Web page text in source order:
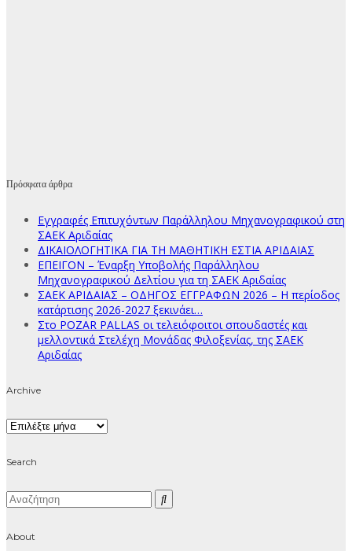
Πρόσφατα άρθρα
Εγγραφές Επιτυχόντων Παράλληλου Μηχανογραφικού στη
ΣΑΕΚ Αριδαίας
ΔΙΚΑΙΟΛΟΓΗΤΙΚΑ ΓΙΑ ΤΗ ΜΑΘΗΤΙΚΗ ΕΣΤΙΑ ΑΡΙΔΑΙΑΣ
ΕΠΕΙΓΟΝ – Έναρξη Υποβολής Παράλληλου
Μηχανογραφικού Δελτίου για τη ΣΑΕΚ Αριδαίας
ΣΑΕΚ ΑΡΙΔΑΙΑΣ – ΟΔΗΓΟΣ ΕΓΓΡΑΦΩΝ 2026 – Η περίοδος
κατάρτισης 2026-2027 ξεκινάει…
Στο POZAR PALLAS οι τελειόφοιτοι σπουδαστές και
μελλοντικά Στελέχη Μονάδας Φιλοξενίας, της ΣΑΕΚ
Αριδαίας
Archive
Archive
Search
About